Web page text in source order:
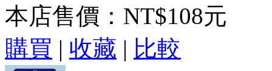
本店售價： NT$108元
購買 | 收藏 | 比較